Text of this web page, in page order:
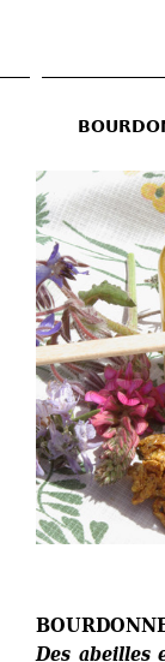
Des abeilles